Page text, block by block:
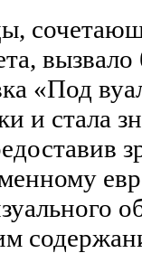
«Под
и стала